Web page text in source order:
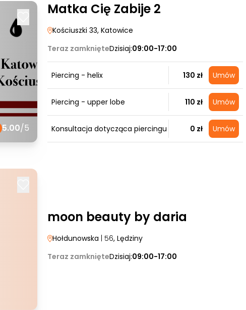
5.00/5
Matka Cię Zabije 2
Kościuszki 33, Katowice
Teraz zamknięteDzisiaj:09:00-17:00
Piercing - helix 130 zł Umów
Piercing - upper lobe 110 zł Umów
Konsultacja dotycząca piercingu 0 zł Umów
moon beauty by daria
Hołdunowska | 56, Lędziny
Teraz zamknięteDzisiaj:09:00-17:00